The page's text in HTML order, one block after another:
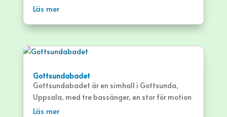
Läs mer
Gottsundabadet
Gottsundabadet är en simhall i Gottsunda,
Uppsala, med tre bassänger, en stor för motion
och träningssimmare samt ett par mindre för
Läs mer